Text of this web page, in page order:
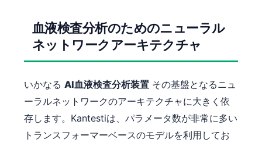
血液検査分析のためのニューラル
ネットワークアーキテクチャ
いかなる AI血液検査分析装置 その基盤となるニュ
ーラルネットワークのアーキテクチャに大きく依
存します。Kantestiは、パラメータ数が非常に多い
トランスフォーマーベースのモデルを利用してお